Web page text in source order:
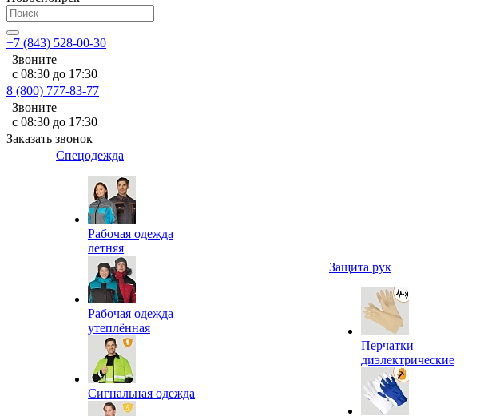
+7 (843) 528-00-30
Звоните
с 08:30 до 17:30
8 (800) 777-83-77
Звоните
с 08:30 до 17:30
Заказать звонок
Спецодежда
Рабочая одежда
летняя
Рабочая одежда
утеплённая
Сигнальная одежда
Защита рук
Перчатки
диэлектрические